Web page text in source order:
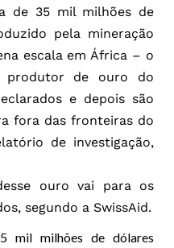
de 35 mil milhões de
pela mineração
escala em África – o
produtor de ouro do
e depois são
fora das fronteiras do
de investigação,
ouro vai para os
segundo a SwissAid.
mil milhões de dólares